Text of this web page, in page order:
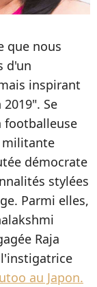
que nous
d'un
inspirant
Se
footballeuse
militante
démocrate
stylées
Parmi elles,
Raja
l'instigatrice
au Japon.